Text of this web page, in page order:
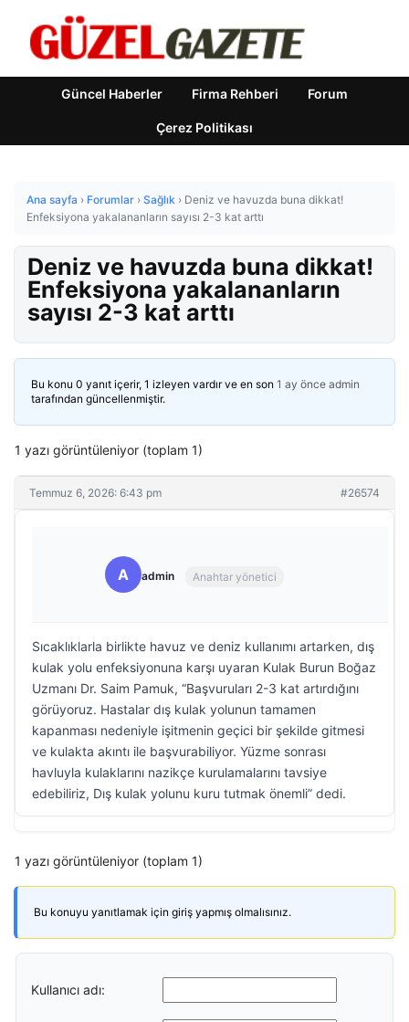
Güncel Haberler Firma Rehberi Forum
Çerez Politikası
Ana sayfa › Forumlar › Sağlık › Deniz ve havuzda buna dikkat!
Enfeksiyona yakalananların sayısı 2-3 kat arttı
Deniz ve havuzda buna dikkat!
Enfeksiyona yakalananların
sayısı 2-3 kat arttı
Bu konu 0 yanıt içerir, 1 izleyen vardır ve en son 1 ay önce admin
tarafından güncellenmiştir.
1 yazı görüntüleniyor (toplam 1)
Temmuz 6, 2026: 6:43 pm #26574
A admin Anahtar yönetici
Sıcaklıklarla birlikte havuz ve deniz kullanımı artarken, dış
kulak yolu enfeksiyonuna karşı uyaran Kulak Burun Boğaz
Uzmanı Dr. Saim Pamuk, “Başvuruları 2-3 kat artırdığını
görüyoruz. Hastalar dış kulak yolunun tamamen
kapanması nedeniyle işitmenin geçici bir şekilde gitmesi
ve kulakta akıntı ile başvurabiliyor. Yüzme sonrası
havluyla kulaklarını nazikçe kurulamalarını tavsiye
edebiliriz, Dış kulak yolunu kuru tutmak önemli” dedi.
1 yazı görüntüleniyor (toplam 1)
Bu konuyu yanıtlamak için giriş yapmış olmalısınız.
Kullanıcı adı: